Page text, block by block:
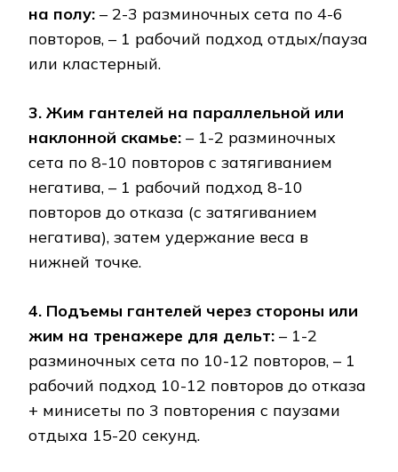
на полу: – 2-3 разминочных сета по 4-6
повторов, – 1 рабочий подход отдых/пауза
или кластерный.
3. Жим гантелей на параллельной или
наклонной скамье: – 1-2 разминочных
сета по 8-10 повторов с затягиванием
негатива, – 1 рабочий подход 8-10
повторов до отказа (с затягиванием
негатива), затем удержание веса в
нижней точке.
4. Подъемы гантелей через стороны или
жим на тренажере для дельт: – 1-2
разминочных сета по 10-12 повторов, – 1
рабочий подход 10-12 повторов до отказа
+ минисеты по 3 повторения с паузами
отдыха 15-20 секунд.